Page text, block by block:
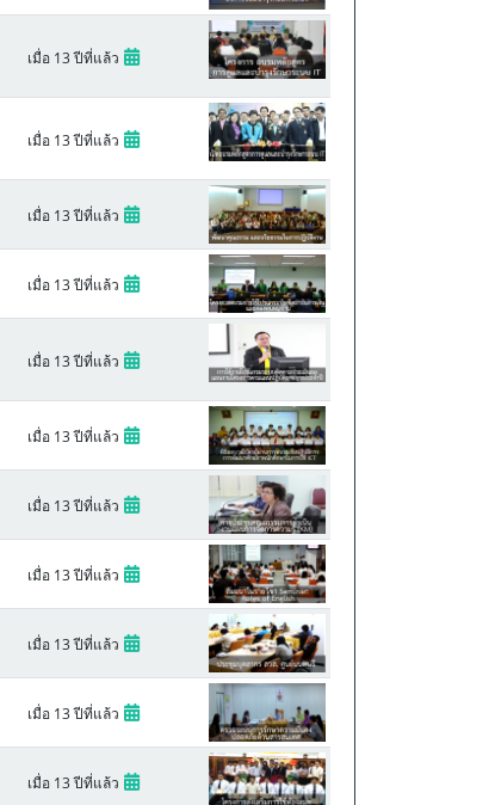
เมื่อ 13 ปีที่แล้ว
เมื่อ 13 ปีที่แล้ว
เมื่อ 13 ปีที่แล้ว
เมื่อ 13 ปีที่แล้ว
เมื่อ 13 ปีที่แล้ว
เมื่อ 13 ปีที่แล้ว
เมื่อ 13 ปีที่แล้ว
เมื่อ 13 ปีที่แล้ว
เมื่อ 13 ปีที่แล้ว
เมื่อ 13 ปีที่แล้ว
เมื่อ 13 ปีที่แล้ว